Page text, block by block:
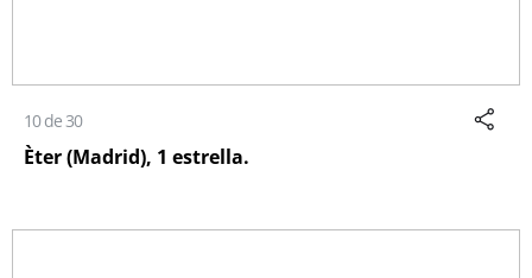
10 de 30
Èter (Madrid), 1 estrella.